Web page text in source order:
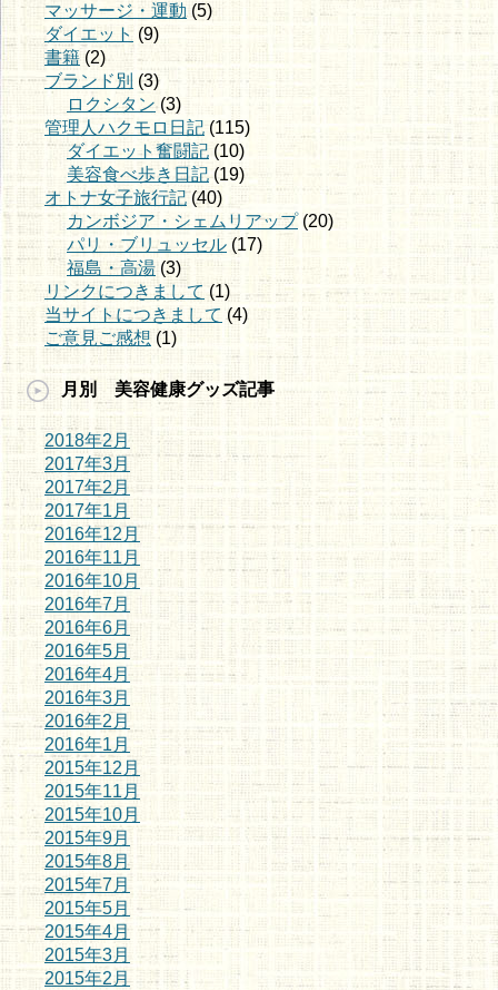
マッサージ・運動 (5)
ダイエット (9)
書籍 (2)
ブランド別 (3)
ロクシタン(3)
管理人ハクモロ日記 (115)
ダイエット奮闘記 (10)
美容食べ歩き日記(19)
オトナ女子旅行記(40)
カンボジア・シェムリアップ(20)
パリ・ブリュッセル (17)
福島・高湯 (3)
リンクにつきまして (1)
当サイトにつきまして (4)
ご意見ご感想 (1)
月別 美容健康グッズ記事
2018年2月
2017年3月
2017年2月
2017年1月
2016年12月
2016年11月
2016年10月
2016年7月
2016年6月
2016年5月
2016年4月
2016年3月
2016年2月
2016年1月
2015年12月
2015年11月
2015年10月
2015年9月
2015年8月
2015年7月
2015年5月
2015年4月
2015年3月
2015年2月